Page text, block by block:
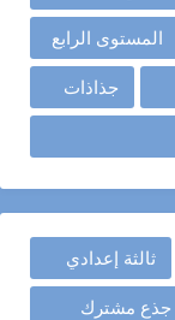
المستوى الرابع
جذاذات
ثالثة إعدادي
جذع مشترك